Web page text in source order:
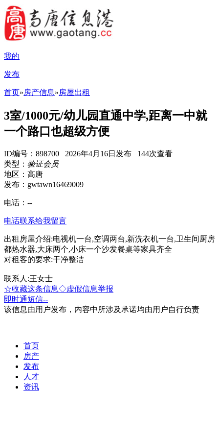
我的
发布
首页»房产信息»房屋出租
3室/1000元/幼儿园直通中学,距离一中就
一个路口也超级方便
ID编号：898700 2026年4月16日发布 144次查看
类型： 验证会员
地区：高唐
发布：gwtawn16469009
电话： --
电话联系给我留言
出租房屋介绍:电视机一台,空调两台,新洗衣机一台,卫生间厨房
都热水器,大床两个,小床一个沙发餐桌等家具齐全
对租客的要求:干净整洁
联系人:王女士
☆收藏这条信息◇虚假信息举报
即时通短信--
该信息由用户发布，内容中所涉及承诺均由用户自行负责
首页
房产
发布
人才
资讯